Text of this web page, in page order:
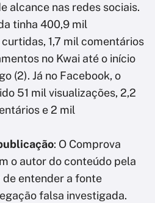
alcance nas redes sociais.
tinha 400,9 mil
1,7 mil comentários
no Kwai até o início
(2). Já no Facebook, o
51 mil visualizações, 2,2
e 2 mil
: O Comprova
o autor do conteúdo pela
de entender a fonte
falsa investigada.